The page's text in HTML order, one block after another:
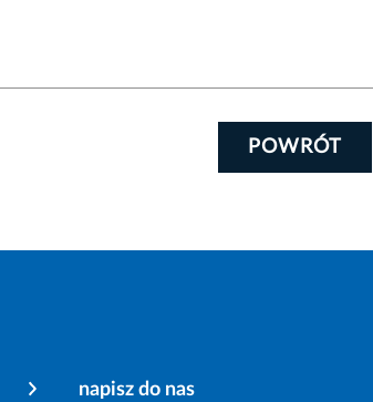
POWRÓT
napisz do nas